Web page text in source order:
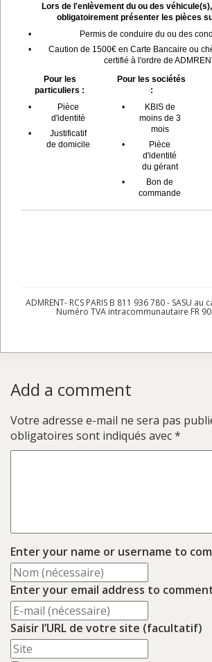
Lors de l'enlèvement du ou des
obligatoirement présenter les pièces
•
Permis de conduire du ou des
•
Caution de 1500€ en Carte Bancaire ou
certifié à l'ordre de
Pour les
particuliers :
•
Pièce
d'identité
•
Justificatif
de domicile
Pour les sociétés
:
•
KBIS de
moins de 3
mois
•
Pièce
d'identité
du gérant
•
Bon de
commande
ADMRENT- RCS PARIS B 811 936 780 - SASU
Numéro TVA intracommunautaire FR
Add a comment
Votre adresse e-mail ne sera pas
obligatoires sont indiqués avec*
Enter your name or username to
Enter your email address to
Saisir l’URL de votre site (facultatif)